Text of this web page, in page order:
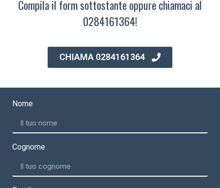
Compila il form sottostante oppure chiamaci al
0284161364!
CHIAMA 0284161364
Nome
Cognome